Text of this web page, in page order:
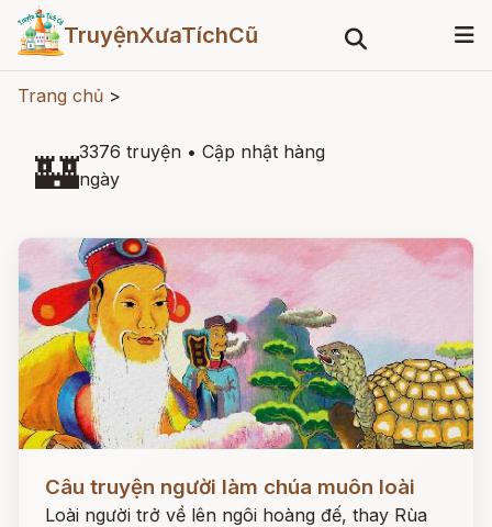
TruyệnXưaTíchCũ
Trang chủ >
🏰3376 truyện • Cập nhật hàng
ngày
Câu truyện người làm chúa muôn loài
Loài người trở về lên ngôi hoàng đế, thay Rùa